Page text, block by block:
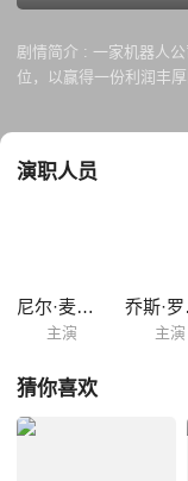
剧情简介 : 一家机器人
位，以赢得一份利润丰
臭名昭著的老挝、柬埔
势不可挡的杀人机器。
演职人员
尼尔·麦克唐纳
主演 主演
猜你喜欢